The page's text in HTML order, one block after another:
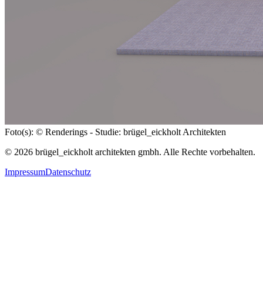
Foto(s): © Renderings - Studie: brügel_eickholt Architekten
© 2026 brügel_eickholt architekten gmbh. Alle Rechte vorbehalten.
ImpressumDatenschutz